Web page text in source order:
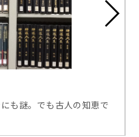
も謎。でも古人の知恵で